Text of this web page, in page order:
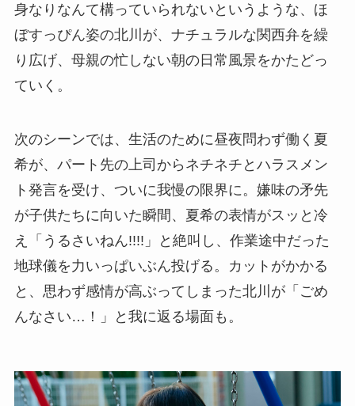
身なりなんて構っていられないというような、ほ
ぼすっぴん姿の北川が、ナチュラルな関西弁を繰
り広げ、母親の忙しない朝の日常風景をかたどっ
ていく。
次のシーンでは、生活のために昼夜問わず働く夏
希が、パート先の上司からネチネチとハラスメン
ト発言を受け、ついに我慢の限界に。嫌味の矛先
が子供たちに向いた瞬間、夏希の表情がスッと冷
え「うるさいねん!!!!」と絶叫し、作業途中だった
地球儀を力いっぱいぶん投げる。カットがかかる
と、思わず感情が高ぶってしまった北川が「ごめ
んなさい…！」と我に返る場面も。